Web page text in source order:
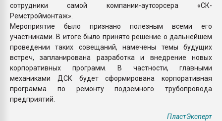
сотрудники самой компании-аутсорсера «СК-
Ремстроймонтаж».
Мероприятие было признано полезным всеми его
участниками. В итоге было принято решение о дальнейшем
проведении таких совещаний, намечены темы будущих
встреч, запланирована разработка и внедрение новых
корпоративных программ. В частности, главными
механиками ДСК будет сформирована корпоративная
программа по ремонту подземного трубопровода
предприятий.
ПластЭксперт